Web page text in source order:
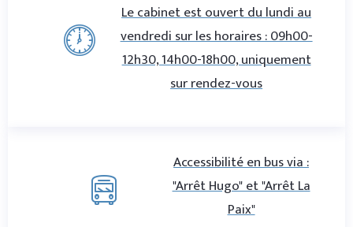
Le cabinet est ouvert du lundi au
vendredi sur les horaires : 09h00-
12h30, 14h00-18h00, uniquement
sur rendez-vous
Accessibilité en bus via :
"Arrêt Hugo" et "Arrêt La
Paix"